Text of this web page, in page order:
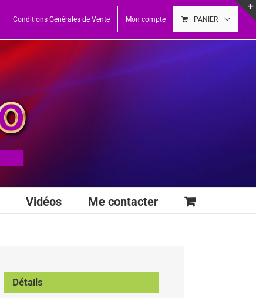
Conditions Générales de Vente Mon compte PANIER
Vidéos Me contacter
Détails